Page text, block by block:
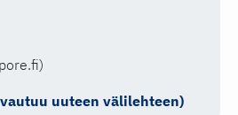
uuteen välilehteen)